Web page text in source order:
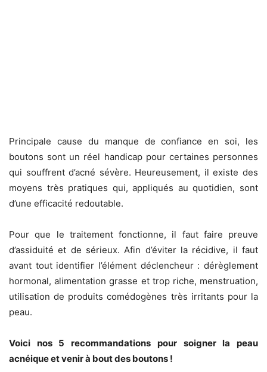
Principale cause du manque de confiance en soi, les
boutons sont un réel handicap pour certaines personnes
qui souffrent d’acné sévère. Heureusement, il existe des
moyens très pratiques qui, appliqués au quotidien, sont
d’une efficacité redoutable.
Pour que le traitement fonctionne, il faut faire preuve
d’assiduité et de sérieux. Afin d’éviter la récidive, il faut
avant tout identifier l’élément déclencheur : dérèglement
hormonal, alimentation grasse et trop riche, menstruation,
utilisation de produits comédogènes très irritants pour la
peau.
Voici nos 5 recommandations pour soigner la peau
acnéique et venir à bout des boutons !